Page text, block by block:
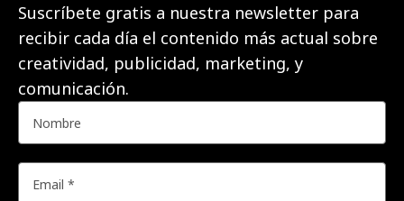
Suscríbete gratis a nuestra newsletter para
recibir cada día el contenido más actual sobre
creatividad, publicidad, marketing, y
comunicación.